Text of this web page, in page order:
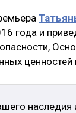
года и